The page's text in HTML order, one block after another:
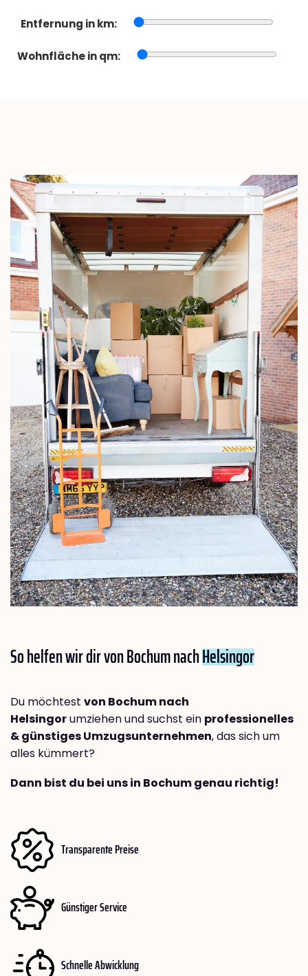
Entfernung in km:
Wohnfläche in qm:
So helfen wir dir von Bochum nachHelsingor
Du möchtest von Bochum nach
Helsingorumziehen und suchst ein professionelles
& günstiges Umzugsunternehmen, das sich um
alles kümmert?
Dann bist du bei uns in Bochum genau richtig!
Transparente Preise
Günstiger Service
Schnelle Abwicklung